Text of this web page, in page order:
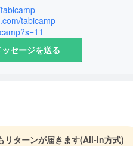
眉毛と目がもうすぐくっつきそう
アについて知ってほしい"、"気軽
を通して"多くの方々と繋がりた
tabicamp
ッセージを送る
リターンが届きます(All-in方式)